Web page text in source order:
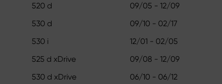
520 d
09/05 - 12/09
530 d
09/10 - 02/17
530 i
12/01 - 02/05
525 d xDrive
09/08 - 12/09
530 d xDrive
06/10 - 06/12